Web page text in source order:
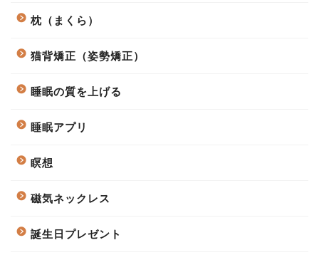
枕（まくら）
猫背矯正（姿勢矯正）
睡眠の質を上げる
睡眠アプリ
瞑想
磁気ネックレス
誕生日プレゼント